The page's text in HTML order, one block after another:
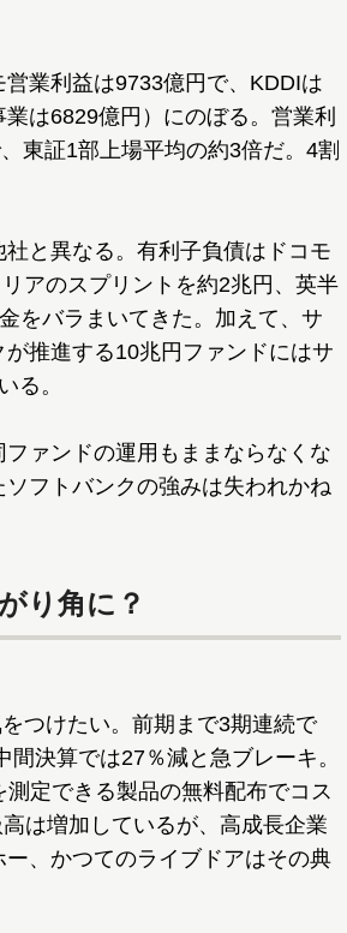
業利益は9733億円で、KDDIは
は6829億円）にのぼる。営業利
東証1部上場平均の約3倍だ。4割
と異なる。有利子負債はドコモ
アのスプリントを約2兆円、英半
をバラまいてきた。加えて、サ
推進する10兆円ファンドにはサ
る。
ァンドの運用もままならなくな
フトバンクの強みは失われかね
り角に？
つけたい。前期まで3期連続で
決算では27％減と急ブレーキ。
定できる製品の無料配布でコス
は増加しているが、高成長企業
、かつてのライブドアはその典